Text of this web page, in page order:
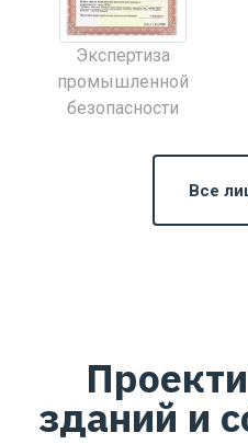
Экспертиза
промышленной
безопасности
Все
зданий и